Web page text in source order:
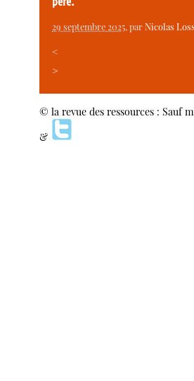
29 septembre 2025, parNicolas
<
>
© la revue des ressources : Sauf
&